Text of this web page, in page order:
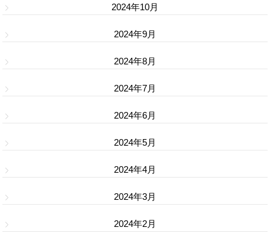
2024年10月
2024年9月
2024年8月
2024年7月
2024年6月
2024年5月
2024年4月
2024年3月
2024年2月